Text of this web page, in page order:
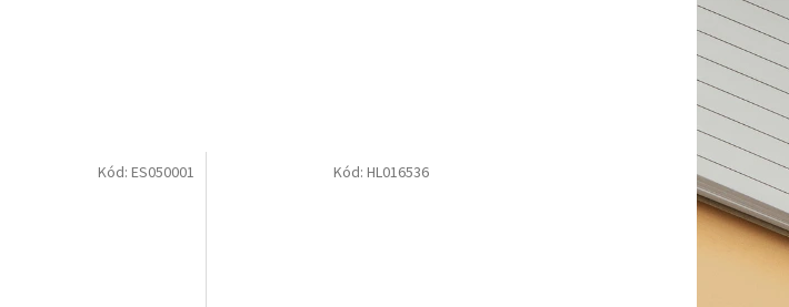
Kód: ES050001 Kód:HL016536